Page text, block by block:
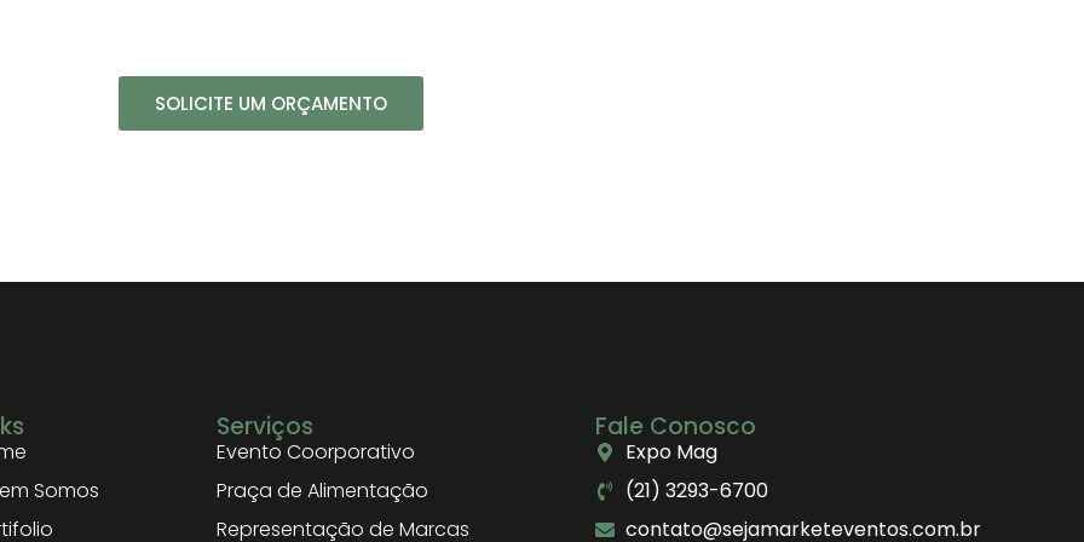
SOLICITE UM ORÇAMENTO
Somos
Serviços
Evento Coorporativo
Praça de Alimentação
Representação de Marcas
Fale Conosco
Expo Mag
(21) 3293-6700
contato@sejamarketeventos.com.br